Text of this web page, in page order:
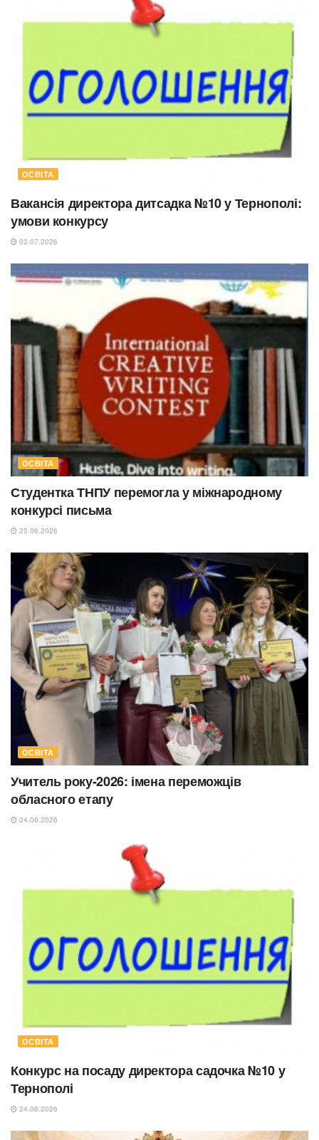
ОСВІТА
Вакансія директора дитсадка №10 у Тернополі:
умови конкурсу
02.07.2026
ОСВІТА
Студентка ТНПУ перемогла у міжнародному
конкурсі письма
25.06.2026
ОСВІТА
Учитель року-2026: імена переможців
обласного етапу
24.06.2026
ОСВІТА
Конкурс на посаду директора садочка №10 у
Тернополі
24.06.2026